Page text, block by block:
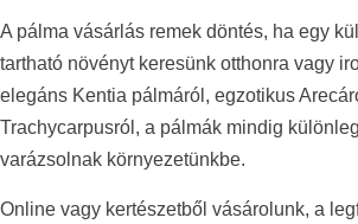
A pálma vásárlás remek döntés, ha egy
tartható növényt keresünk otthonra vagy
elegáns Kentia pálmáról, egzotikus
Trachycarpusról, a pálmák mindig
varázsolnak környezetünkbe.
Online vagy kertészetből vásárolunk, a